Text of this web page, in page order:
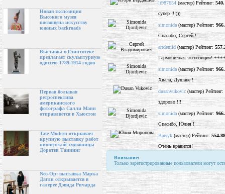
Новая экспозиция
Высокого музея
посвящена искусству
южных backroads
Выставка в Глиптотеке
предлагает скульптурную
одиссею 1789-1914 годов
Первая большая
ретроспектива
американского
фотографа Салли Манн
отправляется в Хьюстон
Tate Modern открывает
крупную выставку работ
пионерской художницы
Доротеи Таннинг
Neo-Op: выставка Марка
Дагли открывается в
галерее Дэвида Ричарда
lt987654 (мастер) Рейтинг:
супер !!!)))
simonida (мастер) Рейтинг:
Спасибо, Сергей !
artdemid (мастер) Рейтинг:
Гармоничная экспозиция!
simonida (мастер) Рейтинг:
Хвала, Душане !
dusanvukovic (мастер) Рейтинг:
здорово !!!
simonida (мастер) Рейтинг:
Спасибо, Юлия !
Barsyk (мастер) Рейтинг: 554.88
Очень нравится!
Внимание:
Только зарегистрированные пользователи могут